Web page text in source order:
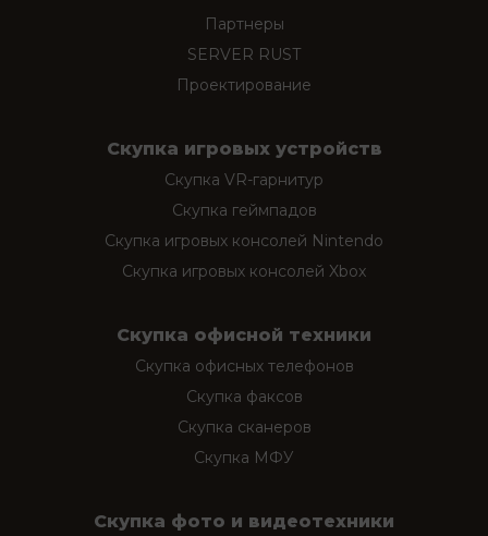
Партнеры
SERVER RUST
Проектирование
Скупка игровых устройств
Скупка VR-гарнитур
Скупка геймпадов
Скупка игровых консолей Nintendo
Скупка игровых консолей Xbox
Скупка офисной техники
Скупка офисных телефонов
Скупка факсов
Скупка сканеров
Скупка МФУ
Скупка фото и видеотехники